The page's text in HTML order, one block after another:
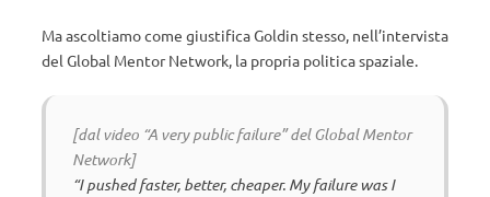
Ma ascoltiamo come giustifica Goldin stesso, nell’intervista
del Global Mentor Network, la propria politica spaziale.
[dal video “A very public failure” del Global Mentor
Network]
“I pushed faster, better, cheaper. My failure was I